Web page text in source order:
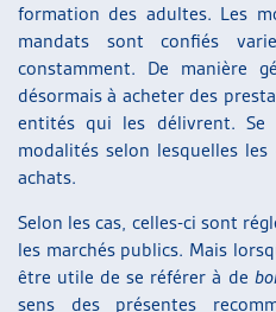
ARTIAS
L’ASSOCIATION
PROJETS ET ACTIVITÉS
JOURNÉES D’AUTOMNE
formation des adultes. Les
mandats sont confiés
constamment. De manière
désormais à acheter des
entités qui les délivrent.
modalités selon lesquelles
achats.
Selon les cas, celles-ci sont
les marchés publics. Mais
être utile de se référer à de
sens des présentes